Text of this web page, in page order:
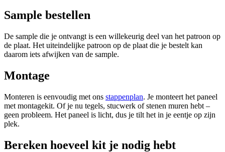
Sample bestellen
De sample die je ontvangt is een willekeurig deel van het patroon op
de plaat. Het uiteindelijke patroon op de plaat die je bestelt kan
daarom iets afwijken van de sample.
Montage
Monteren is eenvoudig met ons stappenplan. Je monteert het paneel
met montagekit. Of je nu tegels, stucwerk of stenen muren hebt –
geen probleem. Het paneel is licht, dus je tilt het in je eentje op zijn
plek.
Bereken hoeveel kit je nodig hebt